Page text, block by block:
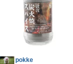
pokke